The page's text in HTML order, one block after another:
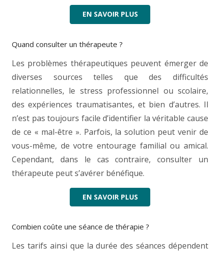
EN SAVOIR PLUS
Quand consulter un thérapeute ?
Les problèmes thérapeutiques peuvent émerger de
diverses sources telles que des difficultés
relationnelles, le stress professionnel ou scolaire,
des expériences traumatisantes, et bien d’autres. Il
n’est pas toujours facile d’identifier la véritable cause
de ce « mal-être ». Parfois, la solution peut venir de
vous-même, de votre entourage familial ou amical.
Cependant, dans le cas contraire, consulter un
thérapeute peut s’avérer bénéfique.
EN SAVOIR PLUS
Combien coûte une séance de thérapie ?
Les tarifs ainsi que la durée des séances dépendent